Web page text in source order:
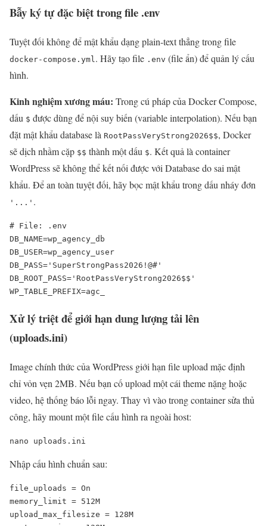
Bẫy ký tự đặc biệt trong file .env
Tuyệt đối không để mật khẩu dạng plain-text thẳng trong file
docker-compose.yml . Hãy tạo file .env (file ẩn) để quản lý cấu
hình.
Kinh nghiệm xương máu: Trong cú pháp của Docker Compose,
dấu $ được dùng để nội suy biến (variable interpolation). Nếu bạn
đặt mật khẩu database là RootPassVeryStrong2026$$, Docker
sẽ dịch nhầm cặp $$ thành một dấu $. Kết quả là container
WordPress sẽ không thể kết nối được với Database do sai mật
khẩu. Để an toàn tuyệt đối, hãy bọc mật khẩu trong dấu nháy đơn
'...' .
# File: .env
DB_NAME=wp_agency_db
DB_USER=wp_agency_user
DB_PASS='SuperStrongPass2026!@#'
DB_ROOT_PASS='RootPassVeryStrong2026$$'
WP_TABLE_PREFIX=agc_
Xử lý triệt để giới hạn dung lượng tải lên
(uploads.ini)
Image chính thức của WordPress giới hạn file upload mặc định
chỉ vỏn vẹn 2MB. Nếu bạn cố upload một cái theme nặng hoặc
video, hệ thống báo lỗi ngay. Thay vì vào trong container sửa thủ
công, hãy mount một file cấu hình ra ngoài host:
nano uploads.ini
Nhập cấu hình chuẩn sau:
file_uploads = On
memory_limit = 512M
upload_max_filesize = 128M